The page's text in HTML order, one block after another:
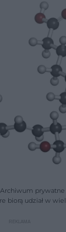
prywatne
w medycynie.